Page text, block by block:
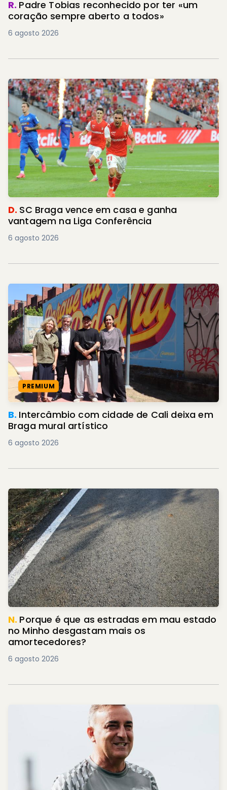
R. Padre Tobias reconhecido por ter «um
coração sempre aberto a todos»
6 agosto 2026
D. SC Braga vence em casa e ganha
vantagem na Liga Conferência
6 agosto 2026
PREMIUM
B. Intercâmbio com cidade de Cali deixa em
Braga mural artístico
6 agosto 2026
N. Porque é que as estradas em mau estado
no Minho desgastam mais os
amortecedores?
6 agosto 2026